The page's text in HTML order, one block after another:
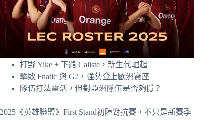
打野 Yike + 下路 Caliste，新生代崛起
擊敗 Fnatic 與 G2，強勢登上歐洲寶座
隊伍打法靈活，但對亞洲隊伍是否夠穩？
2025《英雄聯盟》First Stand初陣對抗賽，不只是新賽季